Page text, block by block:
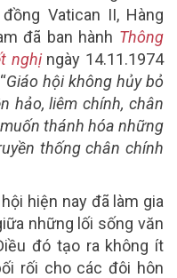
Vatican II, Hàng
đã ban hành Thông
nghịngày 14.11.1974
Giáo hội không hủy bỏ
hảo, liêm chính, chân
thánh hóa những
thống chân chính
hiện nay đã làm gia
những lối sống văn
đó tạo ra không ít
rối cho các đôi hôn